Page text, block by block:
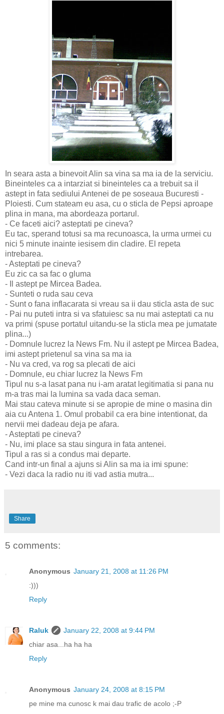
In seara asta a binevoit Alin sa vina sa ma ia de la serviciu.
Bineinteles ca a intarziat si bineinteles ca a trebuit sa il
astept in fata sediului Antenei de pe soseaua Bucuresti -
Ploiesti. Cum stateam eu asa, cu o sticla de Pepsi aproape
plina in mana, ma abordeaza portarul.
- Ce faceti aici? asteptati pe cineva?
Eu tac, sperand totusi sa ma recunoasca, la urma urmei cu
nici 5 minute inainte iesisem din cladire. El repeta
intrebarea.
- Asteptati pe cineva?
Eu zic ca sa fac o gluma
- Il astept pe Mircea Badea.
- Sunteti o ruda sau ceva
- Sunt o fana inflacarata si vreau sa ii dau sticla asta de suc
- Pai nu puteti intra si va sfatuiesc sa nu mai asteptati ca nu
va primi (spuse portatul uitandu-se la sticla mea pe jumatate
plina...)
- Domnule lucrez la News Fm. Nu il astept pe Mircea Badea,
imi astept prietenul sa vina sa ma ia
- Nu va cred, va rog sa plecati de aici
- Domnule, eu chiar lucrez la News Fm
Tipul nu s-a lasat pana nu i-am aratat legitimatia si pana nu
m-a tras mai la lumina sa vada daca seman.
Mai stau cateva minute si se apropie de mine o masina din
aia cu Antena 1. Omul probabil ca era bine intentionat, da
nervii mei dadeau deja pe afara.
- Asteptati pe cineva?
- Nu, imi place sa stau singura in fata antenei.
Tipul a ras si a condus mai departe.
Cand intr-un final a ajuns si Alin sa ma ia imi spune:
- Vezi daca la radio nu iti vad astia mutra...
Share
5 comments:
Anonymous January 21, 2008 at 11:26 PM
:)))
Reply
Raluk
January 22, 2008 at 9:44 PM
chiar asa...ha ha ha
Reply
Anonymous January 24, 2008 at 8:15 PM
pe mine ma cunosc k mai dau trafic de acolo ;-P